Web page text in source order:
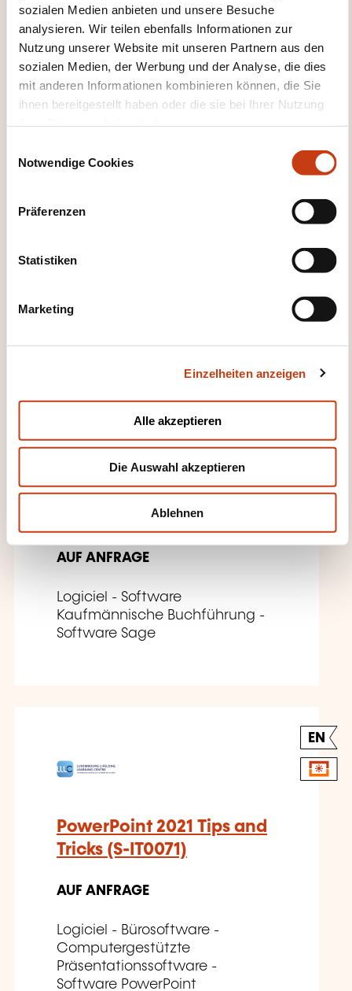
sozialen Medien anbieten und unsere Besuche
analysieren. Wir teilen ebenfalls Informationen zur
Nutzung unserer Website mit unseren Partnern aus den
sozialen Medien, der Werbung und der Analyse, die dies
mit anderen Informationen kombinieren können, die Sie
ihnen bereitgestellt haben oder die sie bei Ihrer Nutzung
Notwendige Cookies
Präferenzen
Statistiken
Marketing
Einzelheiten anzeigen
Alle akzeptieren
Die Auswahl akzeptieren
Ablehnen
Weiterbildungsinstitut
kontaktieren?
LLLC
formation@lllc.lu
Mehr zum Weiterbildungsanbieter:
Luxembourg Lifelong Learning Centre
DIESE WEITERBILDUNGEN
KÖNNTEN SIE INTERESSIEREN
FR
Sage BOB 50 : Le module
bancaire (S-FC0028)
AUF ANFRAGE
Logiciel - Software
Kaufmännische Buchführung -
Software Sage
EN
PowerPoint 2021 Tips and
Tricks (S-IT0071)
AUF ANFRAGE
Logiciel - Bürosoftware -
Computergestützte
Präsentationssoftware -
Software PowerPoint